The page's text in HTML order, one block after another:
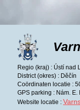
Regio (kraj) : Ústí nad
District (okres) : Děčín
Coördinaten locatie :
GPS parking : Nám. E.
Website locatie :